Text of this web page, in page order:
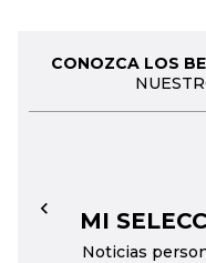
CONOZCA LOS
MI
Noticias
←